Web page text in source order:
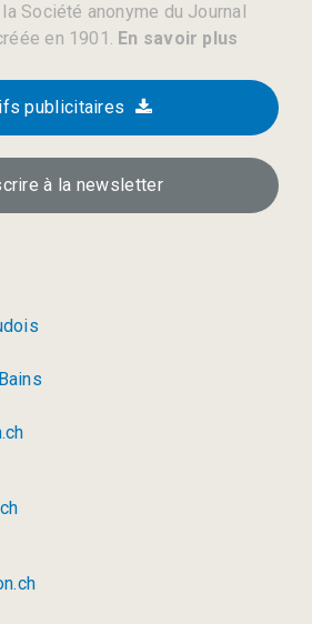
Société anonyme du Journal
en 1901. En savoir plus
publicitaires
à la newsletter